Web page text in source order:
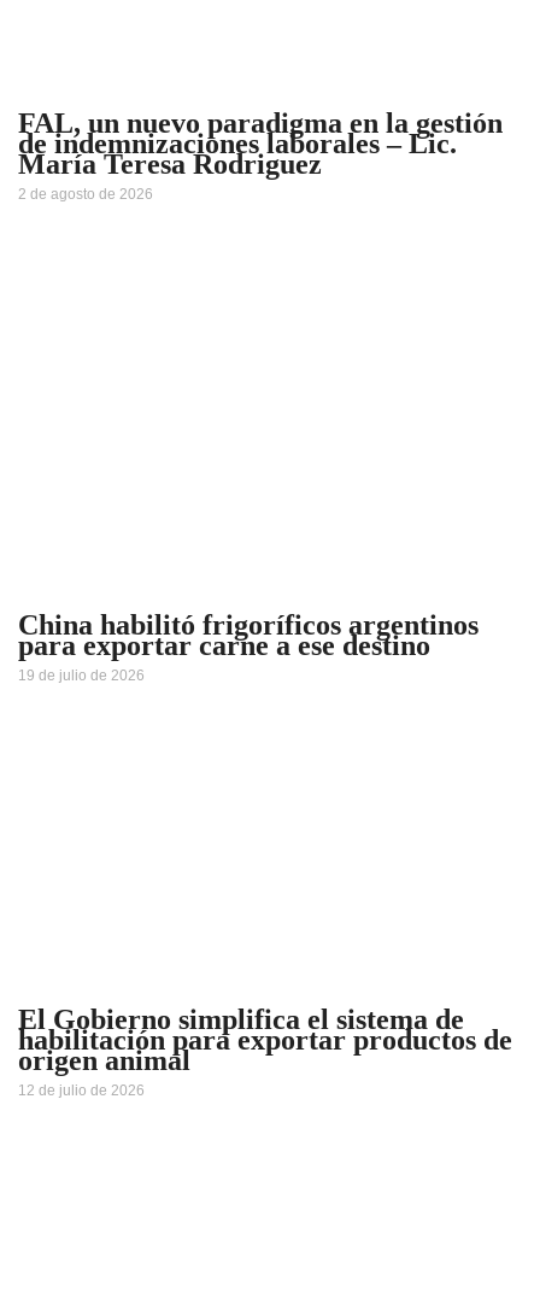
FAL, un nuevo paradigma en la gestión
de indemnizaciones laborales – Lic.
María Teresa Rodriguez
2 de agosto de 2026
China habilitó frigoríficos argentinos
para exportar carne a ese destino
19 de julio de 2026
El Gobierno simplifica el sistema de
habilitación para exportar productos de
origen animal
12 de julio de 2026